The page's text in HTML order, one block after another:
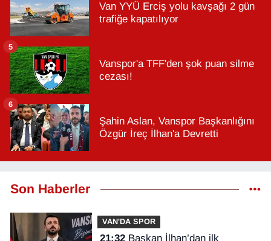
Van YYÜ Erciş yolu kavşağı 2 gün
trafiğe kapatılıyor
Vanspor'a TFF'den şok puan silme
cezası!
5
Şahin Aslan, Vanspor Başkanlığını
Özgür İreç İlhan'a Devretti
6
Son Haberler
VAN'DA SPOR
21:32Başkan İlhan’dan ilk